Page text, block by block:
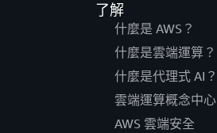
了解
什麼是 AWS？
什麼是雲端運算？
什麼是代理式 AI？
雲端運算概念中心
AWS 雲端安全